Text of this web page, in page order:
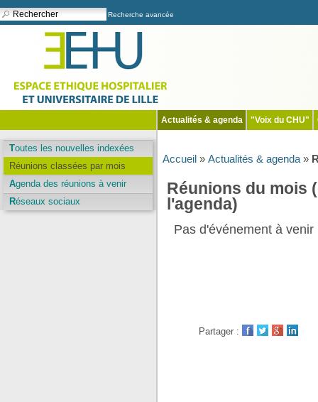
Recherche avancée
Actualités & agenda "Voix du CHU"
Toutes les nouvelles indexées
Réunions classées par mois
Agenda des réunions à venir
Réseaux sociaux
Accueil » Actualités & agenda »
Réunions du mois
l'agenda)
Pas d'événement à venir
Partager :